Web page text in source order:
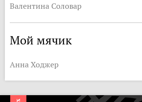
Валентина Соловар
Мой мячик
Анна Ходжер